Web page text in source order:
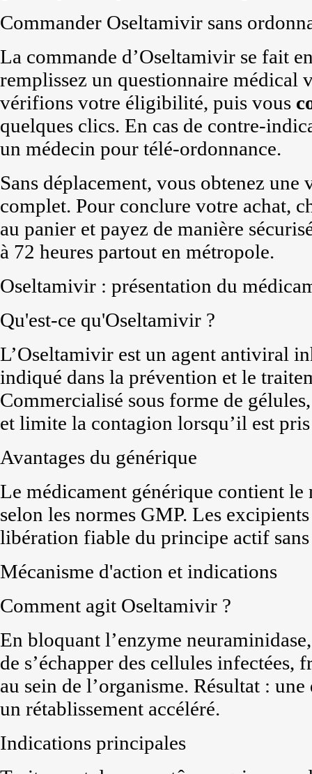
Commander Oseltamivir sans
La commande d’Oseltamivir se fait
remplissez un questionnaire médical
vérifions votre éligibilité, puis vous
quelques clics. En cas de contre-
un médecin pour télé-ordonnance.
Sans déplacement, vous obtenez
complet. Pour conclure votre achat,
au panier et payez de manière
à 72 heures partout en métropole.
Oseltamivir : présentation du
Qu'est-ce qu'Oseltamivir ?
L’Oseltamivir est un agent antiviral
indiqué dans la prévention et le
Commercialisé sous forme de
et limite la contagion lorsqu’il est
Avantages du générique
Le médicament générique contient
selon les normes GMP. Les
libération fiable du principe actif
Mécanisme d'action et indications
Comment agit Oseltamivir ?
En bloquant l’enzyme
de s’échapper des cellules
au sein de l’organisme. Résultat :
un rétablissement accéléré.
Indications principales